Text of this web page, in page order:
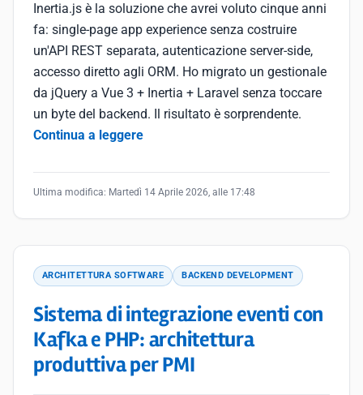
Inertia.js è la soluzione che avrei voluto cinque anni
fa: single-page app experience senza costruire
un'API REST separata, autenticazione server-side,
accesso diretto agli ORM. Ho migrato un gestionale
da jQuery a Vue 3 + Inertia + Laravel senza toccare
un byte del backend. Il risultato è sorprendente.
Continua a leggere
Ultima modifica: Martedì 14 Aprile 2026, alle 17:48
ARCHITETTURA SOFTWARE BACKEND DEVELOPMENT
Sistema di integrazione eventi con
Kafka e PHP: architettura
produttiva per PMI